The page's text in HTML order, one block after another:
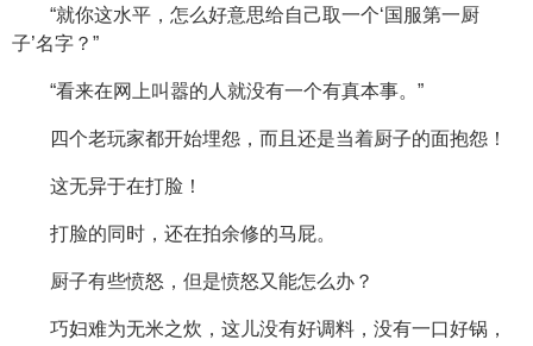
“就你这水平，怎么好意思给自己取一个‘国服第一厨
子’名字？”
“看来在网上叫嚣的人就没有一个有真本事。”
四个老玩家都开始埋怨，而且还是当着厨子的面抱怨！
这无异于在打脸！
打脸的同时，还在拍余修的马屁。
厨子有些愤怒，但是愤怒又能怎么办？
巧妇难为无米之炊，这儿没有好调料，没有一口好锅，